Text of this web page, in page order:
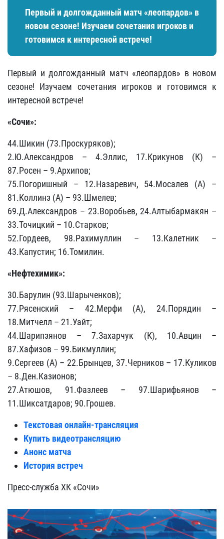
Первый и долгожданный матч «леопардов» в
новом сезоне! Изучаем сочетания игроков и
готовимся к интересной встрече!
Первый и долгожданный матч «леопардов» в новом
сезоне! Изучаем сочетания игроков и готовимся к
интересной встрече!
«Сочи»:
44.Шикин (73.Проскуряков);
2.Ю.Александров – 4.Эллис, 17.Крикунов (К) –
87.Росен – 9.Архипов;
75.Погоришный – 12.Назаревич, 54.Мосалев (А) –
81.Коллинз (А) – 93.Шмелев;
69.Д.Александров – 23.Воробьев, 24.Алтыбармакян –
33.Точицкий – 10.Старков;
52.Гордеев, 98.Рахимуллин – 13.Калетник –
43.Капустин; 16.Томилин.
«Нефтехимик»:
30.Барулин (93.Шарыченков);
77.Рясенский – 42.Мерфи (А), 24.Порядин –
18.Митчелл – 21.Уайт;
44.Шарипзянов – 7.Захарчук (К), 10.Авцин –
87.Хафизов – 99.Бикмуллин;
9.Сергеев (А) – 22.Брынцев, 37.Черников – 17.Куликов
– 8.Ден.Казионов;
27.Атюшов, 91.Фазлеев – 97.Шарифьянов –
11.Шиксатдаров; 90.Грошев.
Текстовая онлайн-трансляция
Купить видеотрансляцию
Анонс матча
История встреч
Пресс-служба ХК «Сочи»